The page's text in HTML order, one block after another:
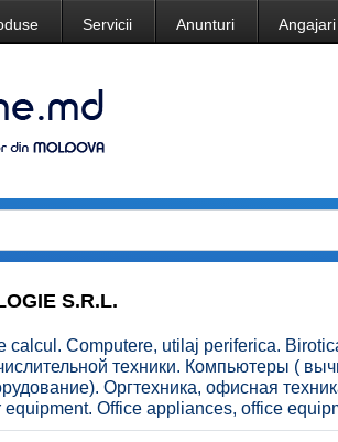
Servicii Anunturi Angajari
S.R.L.
calcul. Computere, utilaj periferica.
техники. Компьютеры (
Оргтехника, офисная
Office appliances, office